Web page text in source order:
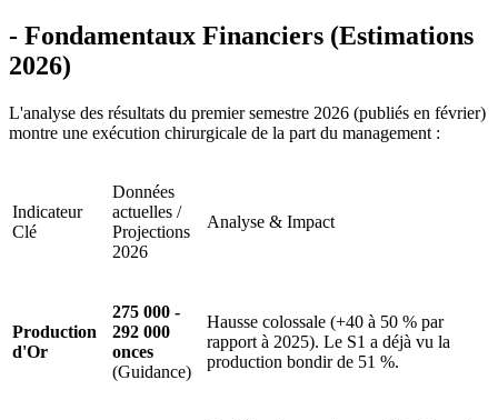
- Fondamentaux Financiers (Estimations
2026)
L'analyse des résultats du premier semestre 2026 (publiés en février)
montre une exécution chirurgicale de la part du management :
Indicateur
Clé
Données
actuelles /
Projections
2026
Analyse & Impact
Production
d'Or
275 000 -
292 000
onces
(Guidance)
Hausse colossale (+40 à 50 % par
rapport à 2025). Le S1 a déjà vu la
production bondir de 51 %.